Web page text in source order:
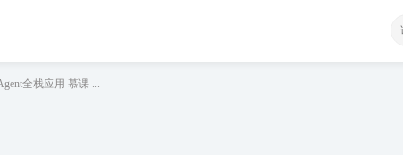
全栈应用 慕课 ...